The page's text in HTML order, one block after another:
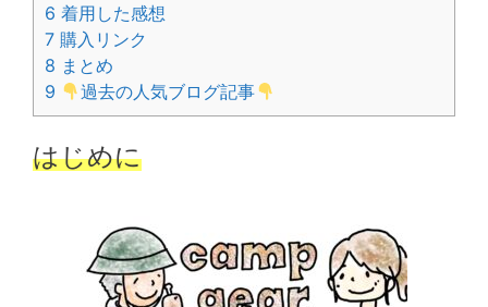
6 着用した感想
7 購入リンク
8 まとめ
9
過去の人気ブログ記事
はじめに